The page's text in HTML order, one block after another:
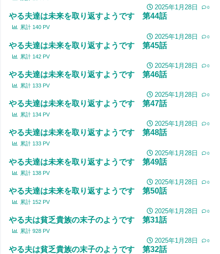
2025年1月28日 0
やる夫達は未来を取り返すようです 第44話
累計 140 PV
2025年1月28日 0
やる夫達は未来を取り返すようです 第45話
累計 142 PV
2025年1月28日 0
やる夫達は未来を取り返すようです 第46話
累計 133 PV
2025年1月28日 0
やる夫達は未来を取り返すようです 第47話
累計 134 PV
2025年1月28日 0
やる夫達は未来を取り返すようです 第48話
累計 133 PV
2025年1月28日 0
やる夫達は未来を取り返すようです 第49話
累計 138 PV
2025年1月28日 0
やる夫達は未来を取り返すようです 第50話
累計 152 PV
2025年1月28日 0
やる夫は貧乏貴族の末子のようです 第31話
累計 928 PV
2025年1月28日 0
やる夫は貧乏貴族の末子のようです 第32話